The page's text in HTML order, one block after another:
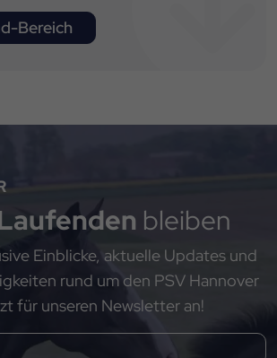
Bereich
bleiben
Einblicke, aktuelle Updates und
rund um den PSV Hannover
für unseren Newsletter an!